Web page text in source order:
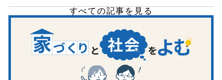
すべての記事を見る